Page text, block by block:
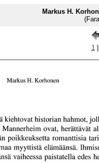
Markus H.
1